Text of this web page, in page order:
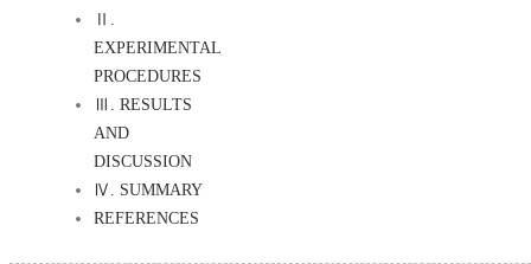
Ⅱ.
EXPERIMENTAL
PROCEDURES
Ⅲ. RESULTS
AND
DISCUSSION
Ⅳ. SUMMARY
REFERENCES